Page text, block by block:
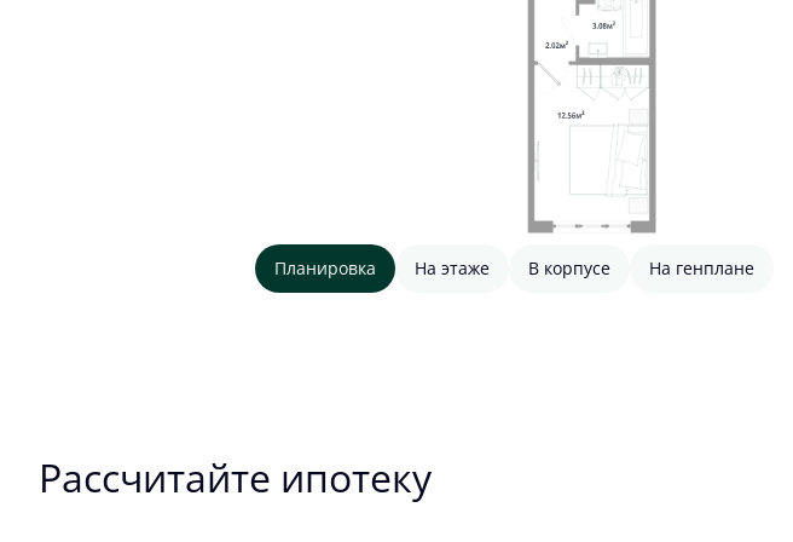
Планировка На этаже В корпусе На генплане
Рассчитайте ипотеку